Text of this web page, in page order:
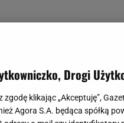
Drogi
zgodę klikając „Akceptuję”,
Agora S.A. będąca spółką